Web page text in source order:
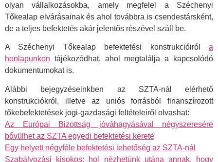
olyan vállalkozásokba, amely megfelel a Széchenyi
Tőkealap elvárásainak és ahol továbbra is csendestársként,
de a teljes befektetés akár jelentős részével száll be.
A Széchenyi Tőkealap befektetési konstrukcióiról a
honlapunkon tájékozódhat, ahol megtalálja a kapcsolódó
dokumentumokat is.
Alábbi bejegyzéseinkben az SZTA-nál elérhető
konstrukciókról, illetve az uniós forrásból finanszírozott
tőkebefektetések jogi-gazdasági feltételeiről olvashat:
Az Európai Bizottság jóváhagyásával négyszeresére
bővülhet az SZTA egyedi befektetési kerete
Egy helyett négyféle befektetési lehetőség az SZTA-nál
Szabályozási kisokos: hol nézhetünk utána annak, hogy